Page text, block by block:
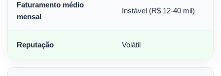
Faturamento médio
mensal
Instável (R$ 12-40 mil)
Reputação Volátil